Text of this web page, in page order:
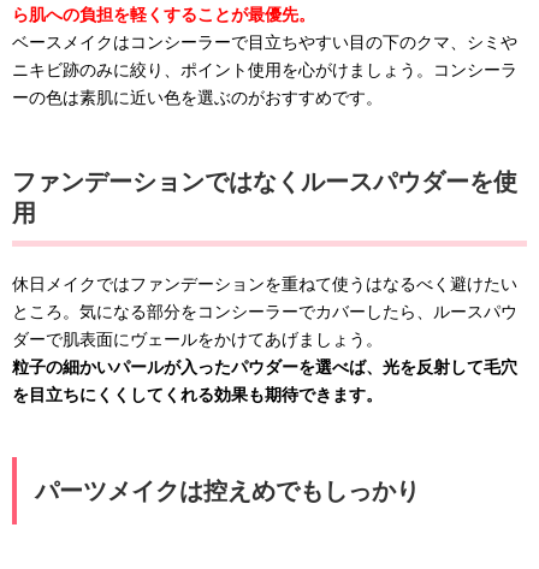
ら肌への負担を軽くすることが最優先。
ベースメイクはコンシーラーで目立ちやすい目の下のクマ、シミや
ニキビ跡のみに絞り、ポイント使用を心がけましょう。コンシーラ
ーの色は素肌に近い色を選ぶのがおすすめです。
ファンデーションではなくルースパウダーを使
用
休日メイクではファンデーションを重ねて使うはなるべく避けたい
ところ。気になる部分をコンシーラーでカバーしたら、ルースパウ
ダーで肌表面にヴェールをかけてあげましょう。
粒子の細かいパールが入ったパウダーを選べば、光を反射して毛穴
を目立ちにくくしてくれる効果も期待できます。
パーツメイクは控えめでもしっかり